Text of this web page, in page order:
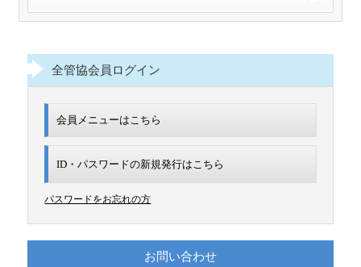
全管協会員ログイン
会員メニューはこちら
ID・パスワードの新規発行はこちら
パスワードをお忘れの方
お問い合わせ